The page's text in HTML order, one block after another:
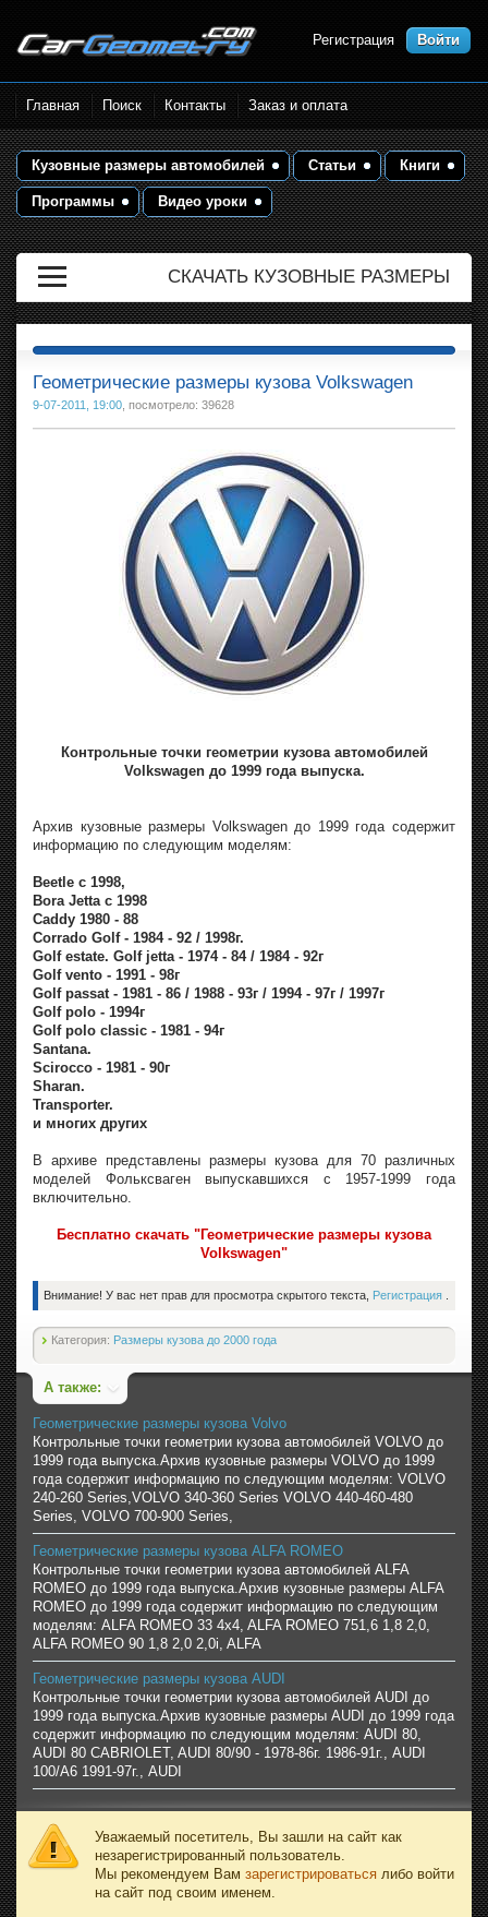
Размеры кузова автомобилей.
Контрольные точки и кузовные
размеры. Геометрия кузова
Регистрация Войти
Главная Поиск Контакты Заказ и оплата
Кузовные размеры автомобилей Статьи Книги
Программы Видео уроки
СКАЧАТЬ КУЗОВНЫЕ РАЗМЕРЫ
Геометрические размеры кузова Volkswagen
9-07-2011, 19:00 , посмотрело: 39628
Контрольные точки геометрии кузова автомобилей
Volkswagen до 1999 года выпуска.
Архив кузовные размеры Volkswagen до 1999 года содержит
информацию по следующим моделям:
Beetle с 1998,
Bora Jetta с 1998
Caddy 1980 - 88
Corrado Golf - 1984 - 92 / 1998г.
Golf estate. Golf jetta - 1974 - 84 / 1984 - 92г
Golf vento - 1991 - 98г
Golf passat - 1981 - 86 / 1988 - 93г / 1994 - 97г / 1997г
Golf polo - 1994г
Golf polo classic - 1981 - 94г
Santana.
Scirocco - 1981 - 90г
Sharan.
Transporter.
и многих других
В архиве представлены размеры кузова для 70 различных
моделей Фольксваген выпускавшихся с 1957-1999 года
включительно.
Бесплатно скачать "Геометрические размеры кузова
Volkswagen"
Внимание! У вас нет прав для просмотра скрытого текста, Регистрация .
Категория: Размеры кузова до 2000 года
А также:
Геометрические размеры кузова Volvo
Контрольные точки геометрии кузова автомобилей VOLVO до
1999 года выпуска.Архив кузовные размеры VOLVO до 1999
года содержит информацию по следующим моделям: VOLVO
240-260 Series,VOLVO 340-360 Series VOLVO 440-460-480
Series, VOLVO 700-900 Series,
Геометрические размеры кузова ALFA ROMEO
Контрольные точки геометрии кузова автомобилей ALFA
ROMEO до 1999 года выпуска.Архив кузовные размеры ALFA
ROMEO до 1999 года содержит информацию по следующим
моделям: ALFA ROMEO 33 4x4, ALFA ROMEO 751,6 1,8 2,0,
ALFA ROMEO 90 1,8 2,0 2,0i, ALFA
Геометрические размеры кузова AUDI
Контрольные точки геометрии кузова автомобилей AUDI до
1999 года выпуска.Архив кузовные размеры AUDI до 1999 года
содержит информацию по следующим моделям: AUDI 80,
AUDI 80 CABRIOLET, AUDI 80/90 - 1978-86г. 1986-91г., AUDI
100/A6 1991-97г., AUDI
Уважаемый посетитель, Вы зашли на сайт как
незарегистрированный пользователь.
Мы рекомендуем Вам зарегистрироваться либо войти
на сайт под своим именем.